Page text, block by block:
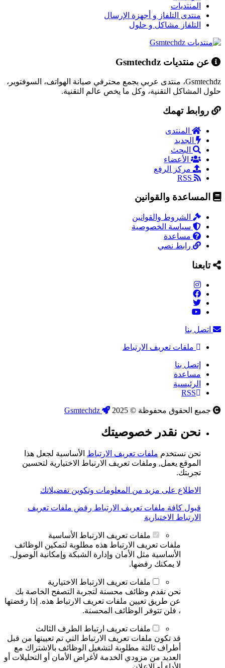
المنتديات
منتدى التلفاز و أجهزة الإرسال
التلفاز مشاكل و حلول
عن منتديات Gsmtechdz
Gsmtechdz، منتدى عربي يجمع محترفي صيانة الهواتف، السوفتوير،
حلول المشاكل التقنية، وكل ما يخص عالم التقنية.
روابط تهمك
المنتدى
الجديد
البحث
الأعضاء
مركز الرفع
المساعدة والقوانين
الشروط والقوانين
سياسة الخصوصية
مساعدة
رابط نصي
تابعنا
اتصل بنا
ملفات تعريف الارتباط
إتصل بنا
مساعدة
الرئيسية
RSS
جميع الحقوق محفوظة © 2025
نحن نقدر خصوصيتك
نحن نستخدم ملفات تعريف الارتباط الأساسية لجعل هذا
الموقع يعمل, وملفات تعريف الارتباط الاختيارية لتحسين
تجربتك.
الاطلاع على مزيد من المعلومات وتكوين تفضيلاتك
قبول كافة ملفات تعريف الارتباط رفض ملفات تعريف
الارتباط الاختيارية
ملفات تعريف الارتباط الأساسية
ملفات تعريف الارتباط هذه مطلوبة لتمكين الوظائف
الأساسية مثل الأمان وإدارة الشبكة وإمكانية الوصول.
لا يمكنك رفضها.
ملفات تعريف الارتباط الاختيارية
نحن نقدم وظائف محسنة لتجربة التصفح الخاصة بك
عن طريق تعيين ملفات تعريف الارتباط هذه. إذا رفضتها
، فلن تتوفر الوظائف المحسنة.
ملفات تعريف ارتباط الطرف الثالث
قد تكون ملفات تعريف الارتباط التي تم تعيينها من قبل
أطراف ثالثة مطلوبة لتشغيل الوظائف بالاشتراك مع
العديد من مزودي الخدمة لأغراض الأمان أو التحليلات أو